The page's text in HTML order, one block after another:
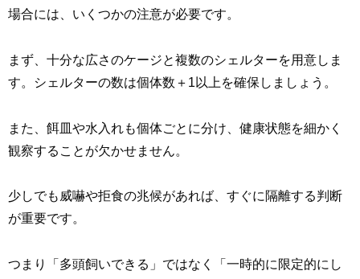
場合には、いくつかの注意が必要です。
まず、十分な広さのケージと複数のシェルターを用意しま
す。シェルターの数は個体数＋1以上を確保しましょう。
また、餌皿や水入れも個体ごとに分け、健康状態を細かく
観察することが欠かせません。
少しでも威嚇や拒食の兆候があれば、すぐに隔離する判断
が重要です。
つまり「多頭飼いできる」ではなく「一時的に限定的にし